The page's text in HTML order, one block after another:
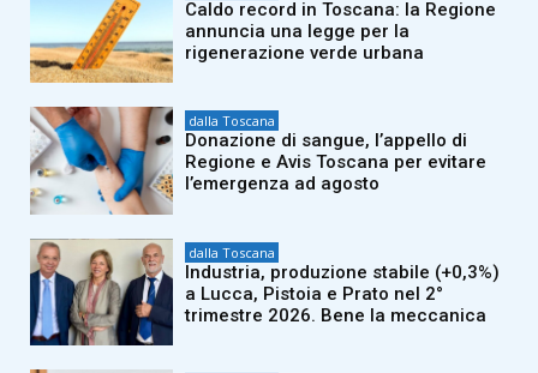
Caldo record in Toscana: la Regione
annuncia una legge per la
rigenerazione verde urbana
dalla Toscana
Donazione di sangue, l’appello di
Regione e Avis Toscana per evitare
l’emergenza ad agosto
dalla Toscana
Industria, produzione stabile (+0,3%)
a Lucca, Pistoia e Prato nel 2°
trimestre 2026. Bene la meccanica